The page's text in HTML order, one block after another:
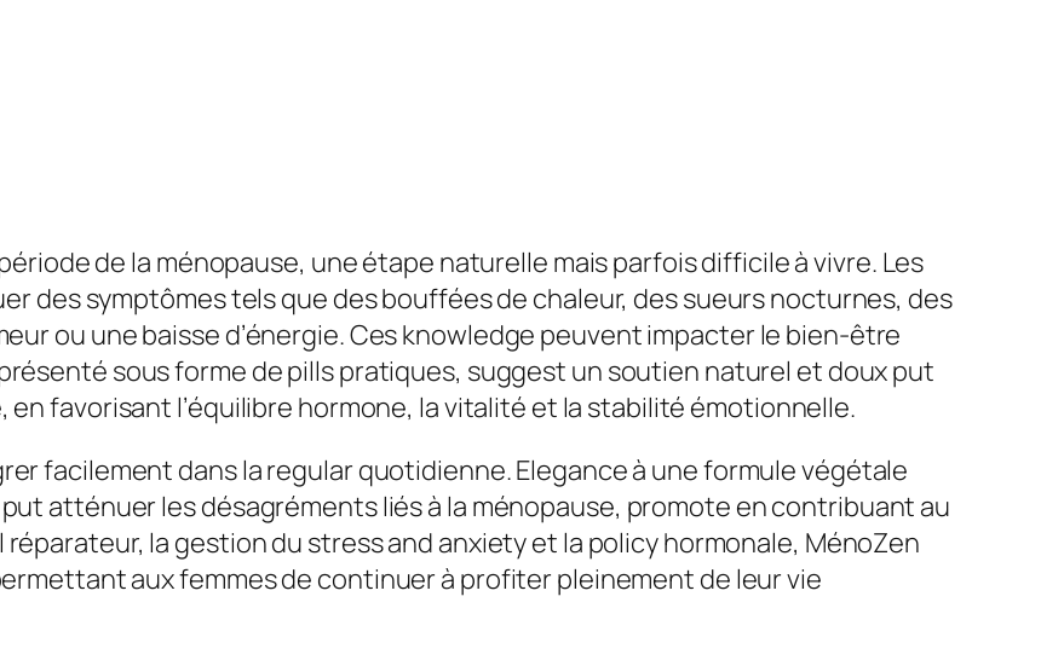
de la ménopause, une étape naturelle mais parfois difficile à vivre. Les
des symptômes tels que des bouffées de chaleur, des sueurs nocturnes, des
ou une baisse d’énergie. Ces knowledge peuvent impacter le bien-être
sous forme de pills pratiques, suggest un soutien naturel et doux put
favorisant l’équilibre hormone, la vitalité et la stabilité émotionnelle.
facilement dans la regular quotidienne. Elegance à une formule végétale
atténuer les désagréments liés à la ménopause, promote en contribuant au
la gestion du stress and anxiety et la policy hormonale, MénoZen
aux femmes de continuer à profiter pleinement de leur vie